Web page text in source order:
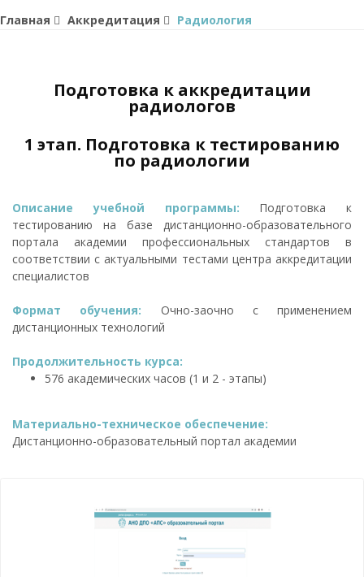
Главная Аккредитация Радиология
Подготовка к аккредитации
радиологов
1 этап. Подготовка к тестированию
по радиологии
Описание учебной программы: Подготовка к
тестированию на базе дистанционно-образовательного
портала академии профессиональных стандартов в
соответствии с актуальными тестами центра аккредитации
специалистов
Формат обучения: Очно-заочно с применением
дистанционных технологий
Продолжительность курса:
576 академических часов (1 и 2 - этапы)
Материально-техническое обеспечение:
Дистанционно-образовательный портал академии